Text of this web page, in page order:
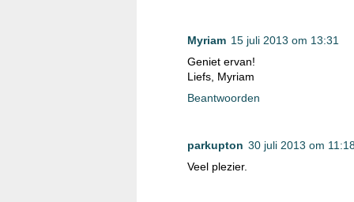
Myriam 15 juli 2013 om 13:31
Geniet ervan!
Liefs, Myriam
Beantwoorden
parkupton 30 juli 2013 om
Veel plezier.